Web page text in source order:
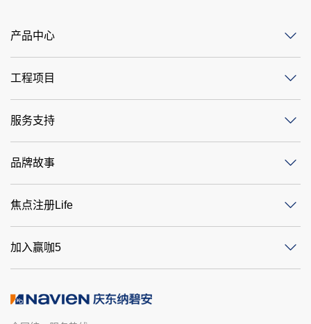
产品中心
工程项目
服务支持
品牌故事
焦点注册Life
加入赢咖5